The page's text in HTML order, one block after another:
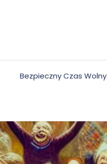
Bezpieczny Czas Wolny